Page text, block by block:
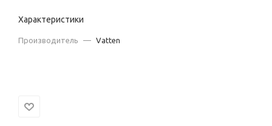
Характеристики
Производитель — Vatten